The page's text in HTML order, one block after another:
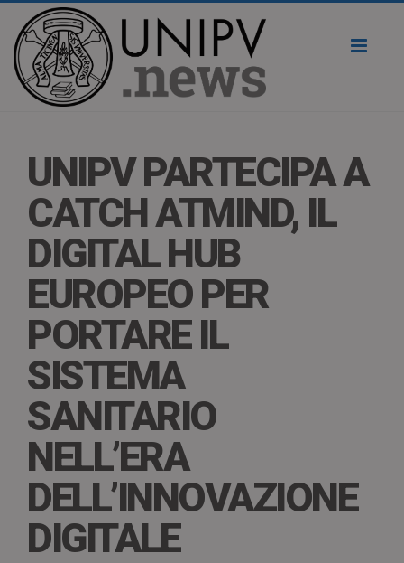
UNIPV PARTECIPA A
CATCH ATMIND, IL
DIGITAL HUB
EUROPEO PER
PORTARE IL
SISTEMA
SANITARIO
NELL’ERA
DELL’INNOVAZIONE
DIGITALE